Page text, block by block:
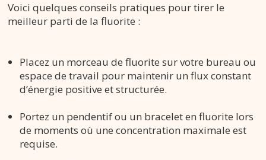
Voici quelques conseils pratiques pour tirer le
meilleur parti de la fluorite :
Placez un morceau de fluorite sur votre bureau ou
espace de travail pour maintenir un flux constant
d’énergie positive et structurée.
Portez un pendentif ou un bracelet en fluorite lors
de moments où une concentration maximale est
requise.